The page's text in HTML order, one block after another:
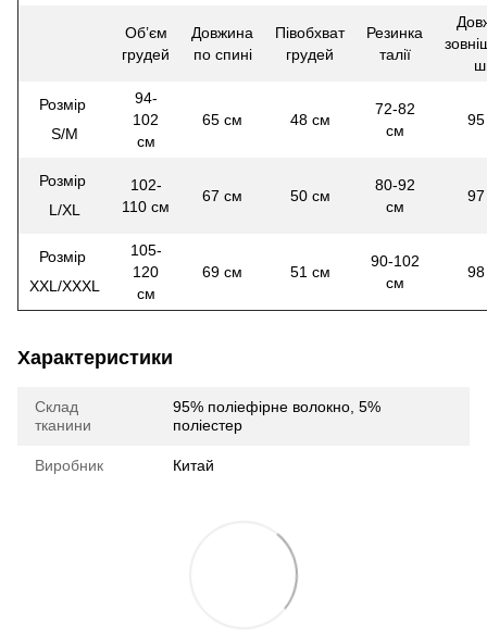
Обʼєм
грудей
Довжина
по спині
Півобхват
грудей
Резинка
талії
Розмір
S/M
94-
102
см
65 см 48 см
72-82
см
Розмір
L/XL
102-
110 см
67 см 50 см
80-92
см
Розмір
XXL/XXXL
105-
120
см
69 см 51 см
90-102
см
Характеристики
Склад
тканини
95% поліефірне волокно, 5%
поліестер
Виробник Китай